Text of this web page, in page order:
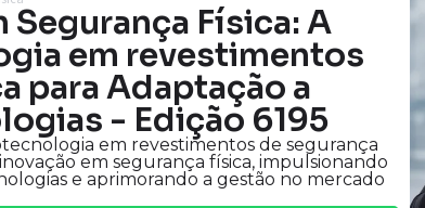
Segurança Física: A
em revestimentos
para Adaptação a
- Edição 6195
em revestimentos de segurança
em segurança física, impulsionando
e aprimorando a gestão no mercado